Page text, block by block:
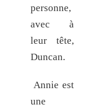
personne,
avec à
leur tête,
Duncan.
Annie est
une